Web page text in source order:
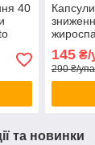
40
Pharm
D1153
145₴/
290 ₴/
та новинки